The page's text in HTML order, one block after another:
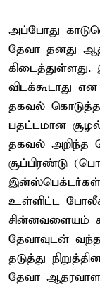
அப்போது
தேவா தனது
விடக்கூடாது
தகவல்
பதட்டமான
தகவல்
சூப்பிரண்டு
இன்ஸ்பெக்டர்கள்
உள்ளிட்ட
சின்னவளையம்
தேவாவுடன்
தடுத்து
தேவா